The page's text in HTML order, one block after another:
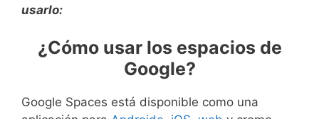
usarlo:
¿Cómo usar los espacios de
Google?
Google Spaces está disponible como una